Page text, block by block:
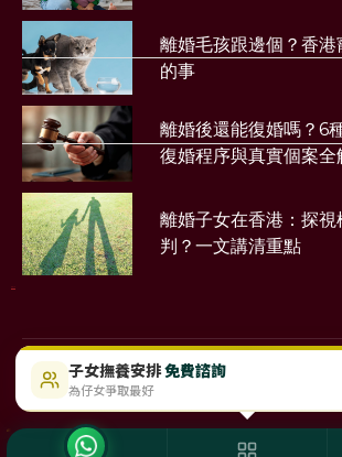
$488起即時免費評估
子女撫養安排免費諮詢
為仔女爭取最好
離婚毛孩跟邊個？香
的事
離婚後還能復婚嗎？6
復婚程序與真實個案全
離婚子女在香港：探
判？一文講清重點
©2023 Sunmood Limited